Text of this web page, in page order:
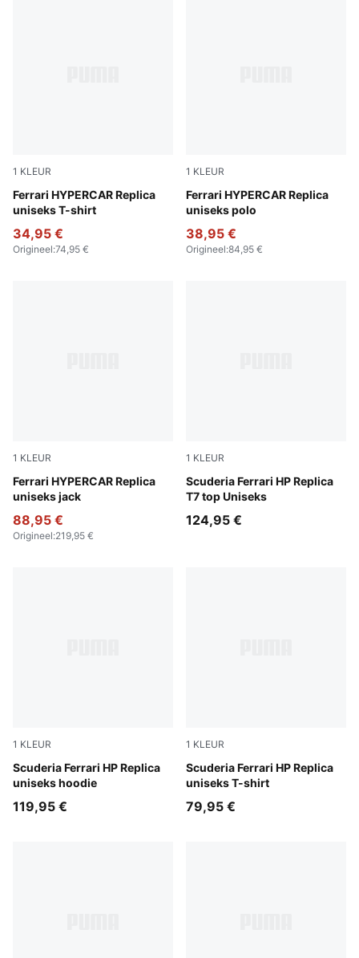
1 KLEUR
Ferrari HYPERCAR Replica
uniseks T-shirt
PUMA Red
34,95 €
Origineel:74,95 €
1 KLEUR
Ferrari HYPERCAR Replica
uniseks polo
PUMA Red
38,95 €
Origineel:84,95 €
1 KLEUR
Ferrari HYPERCAR Replica
uniseks jack
PUMA Red
88,95 €
Origineel:219,95 €
1 KLEUR
Scuderia Ferrari HP Replica
T7 top Uniseks
PUMA Red
124,95 €
1 KLEUR
Scuderia Ferrari HP Replica
uniseks hoodie
PUMA Red
119,95 €
1 KLEUR
Scuderia Ferrari HP Replica
uniseks T-shirt
PUMA Red
79,95 €